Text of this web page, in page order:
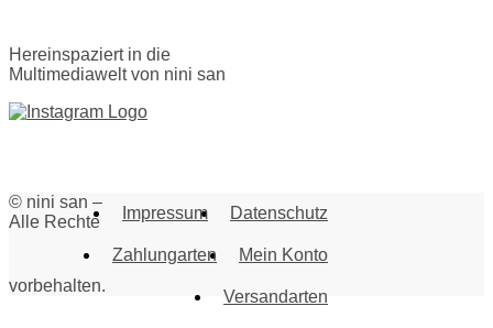
Hereinspaziert in die
Multimediawelt von nini san
Datenschutz
Impressum
Mein Konto
Zahlungarten
Versandarten
© nini san –
Alle Rechte
vorbehalten.